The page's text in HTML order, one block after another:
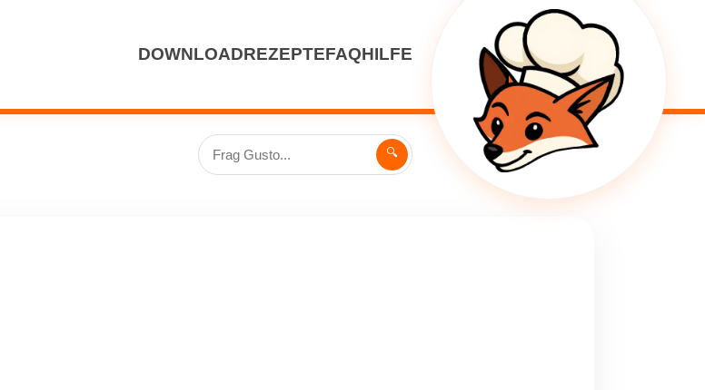
DOWNLOADREZEPTEFAQHILFE
🔍